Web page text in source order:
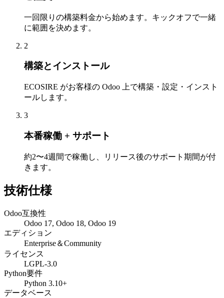
一回限りの構築料金から始めます。キックオフで一緒
に範囲を決めます。
2
構築とインストール
ECOSIRE がお客様の Odoo 上で構築・設定・インスト
ールします。
3
本番稼働 + サポート
約2〜4週間で稼働し、リリース後のサポート期間が付
きます。
技術仕様
Odoo互換性
Odoo 17, Odoo 18, Odoo 19
エディション
Enterprise＆Community
ライセンス
LGPL-3.0
Python要件
Python 3.10+
データベース